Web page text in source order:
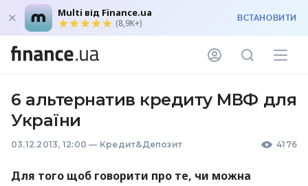
Multi від Finance.ua
(8,9K+) ВСТАНОВИТИ
6 альтернатив кредиту МВФ для
України
03.12.2013, 12:00 — Кредит&Депозит 4176
Для того щоб говорити про те, чи можна